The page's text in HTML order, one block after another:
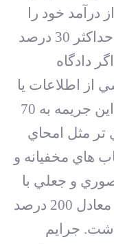
درآمد خود را
گزارش نکند با جريمه اي معادل حداکثر 30 درصد
دادگاه
از اطلاعات يا
درآمد خود را مخفي کرده است اين جريمه به 70
مثل امحاي
هاي مخفيانه و
صوري و جعلي با
هدف فرار مالياتي نيز جريمه اي معادل 200 درصد
جرايم